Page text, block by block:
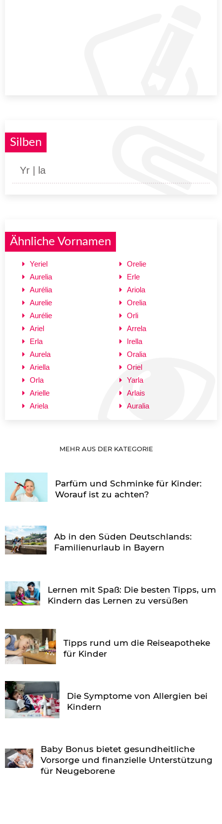
Silben
Yr | la
Ähnliche Vornamen
Yeriel
Aurelia
Aurélia
Aurelie
Aurélie
Ariel
Erla
Aurela
Ariella
Orla
Arielle
Ariela
Orelie
Erle
Ariola
Orelia
Orli
Arrela
Irella
Oralia
Oriel
Yarla
Arlais
Auralia
MEHR AUS DER KATEGORIE
Parfüm und Schminke für Kinder:
Worauf ist zu achten?
Ab in den Süden Deutschlands:
Familienurlaub in Bayern
Lernen mit Spaß: Die besten Tipps, um
Kindern das Lernen zu versüßen
Tipps rund um die Reiseapotheke
für Kinder
Die Symptome von Allergien bei
Kindern
Baby Bonus bietet gesundheitliche
Vorsorge und finanzielle Unterstützung
für Neugeborene